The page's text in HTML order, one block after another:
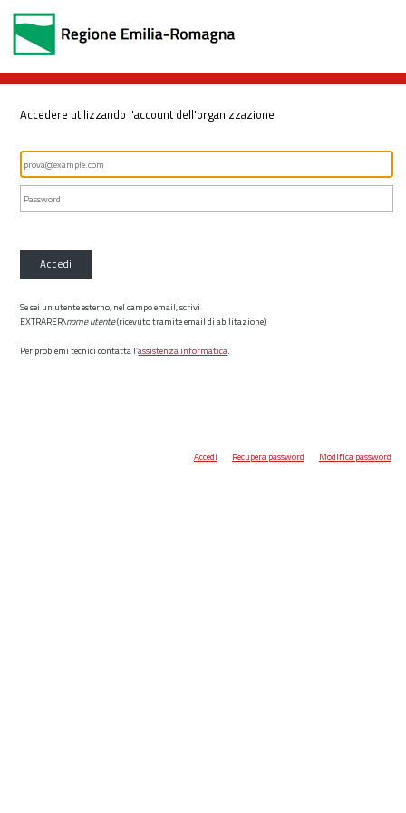
Accedere utilizzando l'account dell'organizzazione
Accedi
Se sei un utente esterno, nel campo email, scrivi
EXTRARER\nome utente(ricevuto tramite email di abilitazione)
Per problemi tecnici contatta l’assistenza informatica.
Accedi Recupera password Modifica password